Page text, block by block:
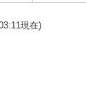
現在)